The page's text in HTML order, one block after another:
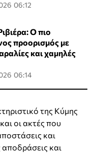
06:12
Ο πιο
προορισμός με
και χαμηλές
06:14
της Κύμης
οι ακτές που
και
αποδράσεις και